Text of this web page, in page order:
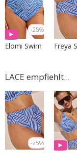
-25%
Elomi Swim Freya
LACE empfiehlt...
-25%